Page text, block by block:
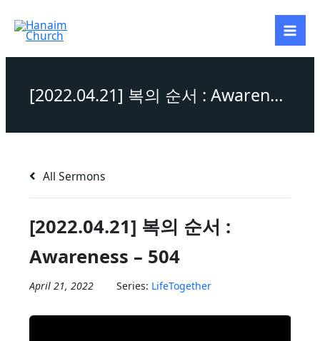
content
[2022.04.21] 복의 순서 : Awareness – 504
All Sermons
[2022.04.21] 복의 순서 :
Awareness – 504
April 21, 2022 Series: LifeTogether